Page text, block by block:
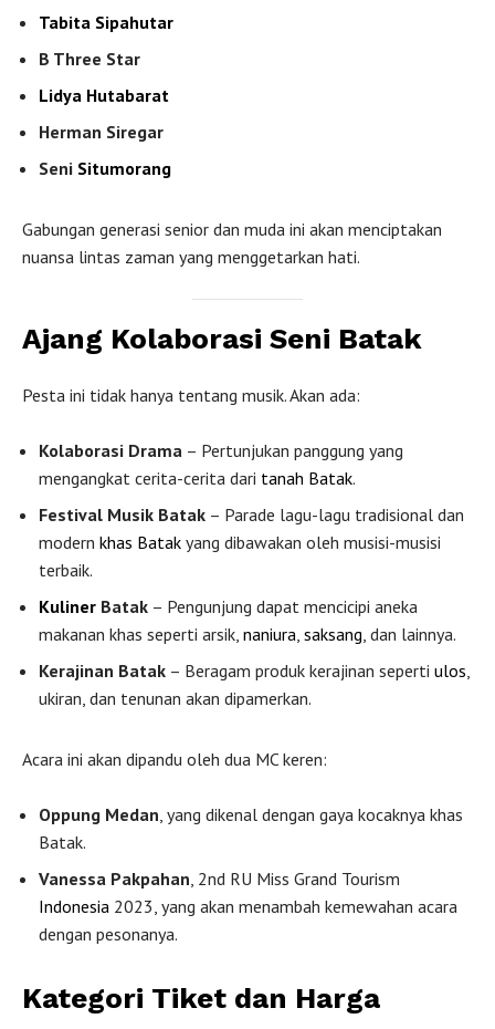
Tabita Sipahutar
B Three Star
Lidya Hutabarat
Herman Siregar
Seni Situmorang
Gabungan generasi senior dan muda ini akan menciptakan
nuansa lintas zaman yang menggetarkan hati.
Ajang Kolaborasi Seni Batak
Pesta ini tidak hanya tentang musik. Akan ada:
Kolaborasi Drama – Pertunjukan panggung yang
mengangkat cerita-cerita dari tanah Batak.
Festival Musik Batak – Parade lagu-lagu tradisional dan
modern khas Batak yang dibawakan oleh musisi-musisi
terbaik.
Kuliner Batak – Pengunjung dapat mencicipi aneka
makanan khas seperti arsik, naniura saksang , dan lainnya.
Kerajinan Batak – Beragam produk kerajinan seperti ulos
ukiran, dan tenunan akan dipamerkan.
Acara ini akan dipandu oleh dua MC keren:
Oppung Medan , yang dikenal dengan gaya kocaknya khas
Batak.
Vanessa Pakpahan , 2nd RU Miss Grand Tourism
Indonesia 2023, yang akan menambah kemewahan acara
dengan pesonanya.
Kategori Tiket dan Harga